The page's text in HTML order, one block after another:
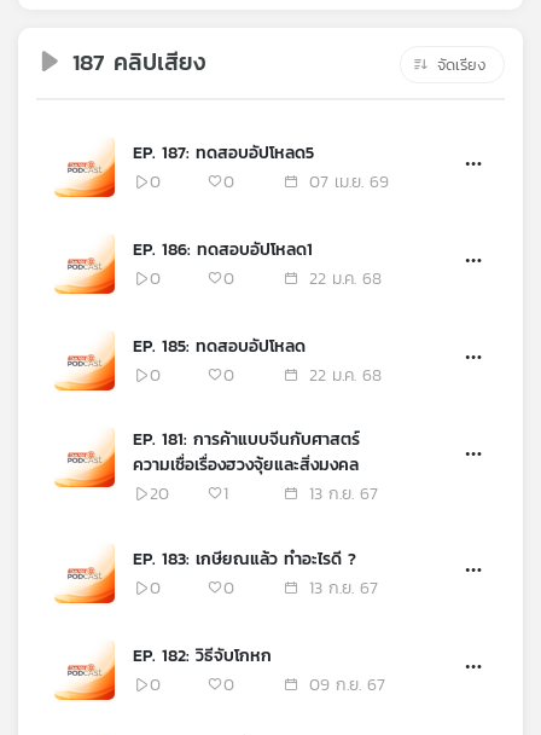
ข่าว
แผนที่
187 คลิปเสียง จัดเรียง
EP. 187: ทดสอบอัปโหลด5
0
0 07 เม.ย. 69
EP. 186: ทดสอบอัปโหลด1
0
0 22 ม.ค. 68
EP. 185: ทดสอบอัปโหลด
0
0 22 ม.ค. 68
EP. 181: การค้าแบบจีนกับศาสตร์
ความเชื่อเรื่องฮวงจุ้ยและสิ่งมงคล
20
1 13 ก.ย. 67
EP. 183: เกษียณแล้ว ทำอะไรดี ?
0
0 13 ก.ย. 67
EP. 182: วิธีจับโกหก
0
0 09 ก.ย. 67